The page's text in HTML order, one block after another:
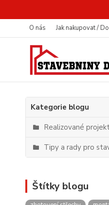
O nás Jak nakupovat /
Kategorie blogu
Realizované
Tipy a rady pro
Štítky blogu